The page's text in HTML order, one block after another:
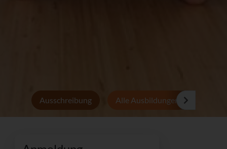
Ausschreibung Alle Ausbildungen